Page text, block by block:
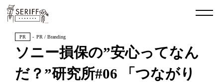
PR PR / Branding
ソニー損保の”安心ってなん
だ？”研究所#06 「つながり